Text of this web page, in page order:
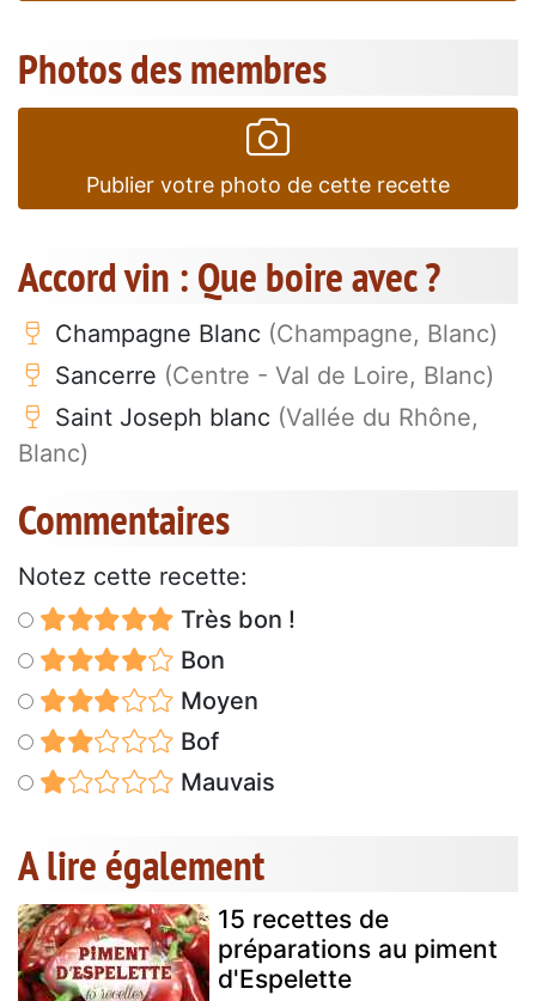
Photos des membres
Publier votre photo de cette recette
Accord vin : Que boire avec ?
Champagne Blanc (Champagne, Blanc)
Sancerre (Centre - Val de Loire, Blanc)
Saint Joseph blanc (Vallée du Rhône,
Blanc)
Commentaires
Notez cette recette:
Très bon !
Bon
Moyen
Bof
Mauvais
A lire également
15 recettes de
préparations au piment
d'Espelette